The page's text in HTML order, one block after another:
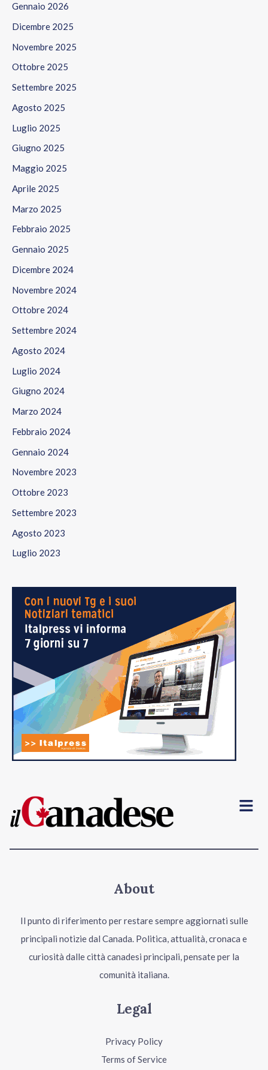
Gennaio 2026
Dicembre 2025
Novembre 2025
Ottobre 2025
Settembre 2025
Agosto 2025
Luglio 2025
Giugno 2025
Maggio 2025
Aprile 2025
Marzo 2025
Febbraio 2025
Gennaio 2025
Dicembre 2024
Novembre 2024
Ottobre 2024
Settembre 2024
Agosto 2024
Luglio 2024
Giugno 2024
Marzo 2024
Febbraio 2024
Gennaio 2024
Novembre 2023
Ottobre 2023
Settembre 2023
Agosto 2023
Luglio 2023
Menu
About
Il punto di riferimento per restare sempre aggiornati sulle
principali notizie dal Canada. Politica, attualità, cronaca e
curiosità dalle città canadesi principali, pensate per la
comunità italiana.
Legal
Privacy Policy
Terms of Service